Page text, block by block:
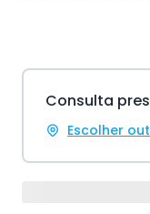
Consulta
Escolher